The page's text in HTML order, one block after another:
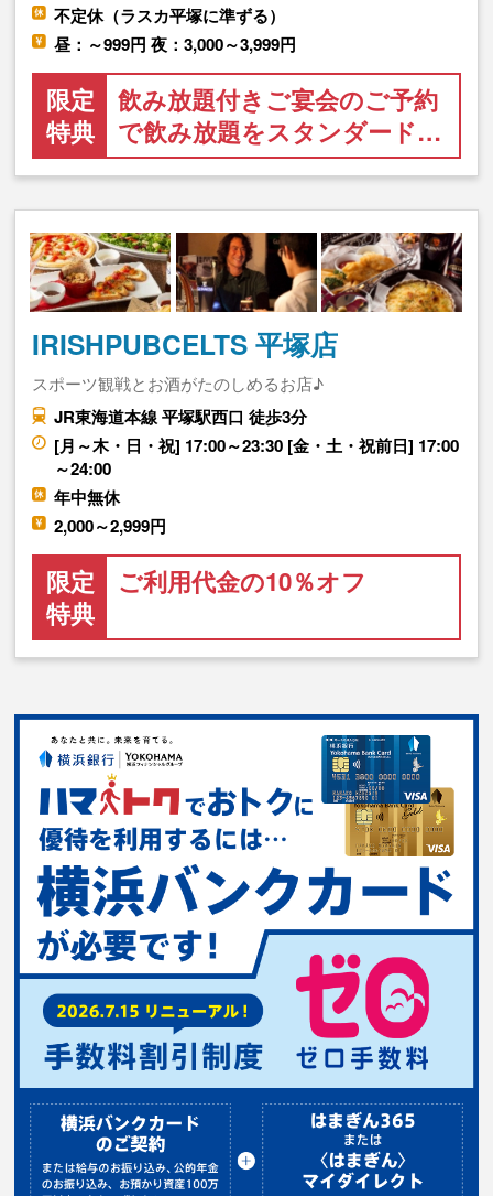
不定休（ラスカ平塚に準ずる）
昼：～999円 夜：3,000～3,999円
限定
特典
飲み放題付きご宴会のご予約
で飲み放題をスタンダード…
IRISHPUBCELTS 平塚店
スポーツ観戦とお酒がたのしめるお店♪
JR東海道本線 平塚駅西口 徒歩3分
[月～木・日・祝] 17:00～23:30 [金・土・祝前日] 17:00
～24:00
年中無休
2,000～2,999円
限定
特典
ご利用代金の10％オフ